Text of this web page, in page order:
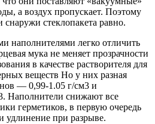
а воздух пропускает. Поэтому
снаружи стеклопакета равно.
наполнителями легко отличить
мука не меняет прозрачности
в качестве растворителя для
веществ Но у них разная
— 0,99-1.05 г/см3 и
Наполнители снижают все
герметиков, в первую очередь
удлинение при разрыве.